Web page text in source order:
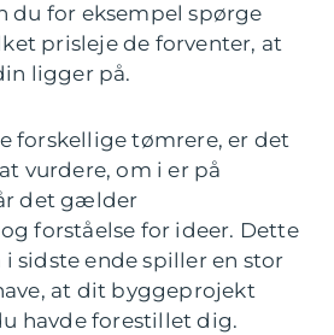
du for eksempel spørge
prisleje de forventer, at
ligger på.
forskellige tømrere, er det
vurdere, om i er på
det gælder
forståelse for ideer. Dette
sidste ende spiller en stor
at dit byggeprojekt
havde forestillet dig.